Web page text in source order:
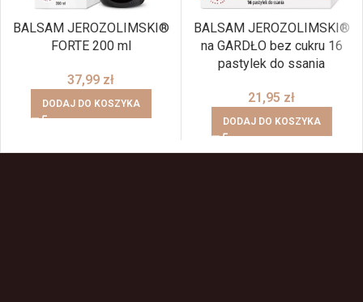
BALSAM JEROZOLIMSKI®
FORTE 200 ml
37,99 zł
DODAJ DO KOSZYKA
BALSAM JEROZOLIMSKI®
na GARDŁO bez cukru 16
pastylek do ssania
21,95 zł
DODAJ DO KOSZYKA